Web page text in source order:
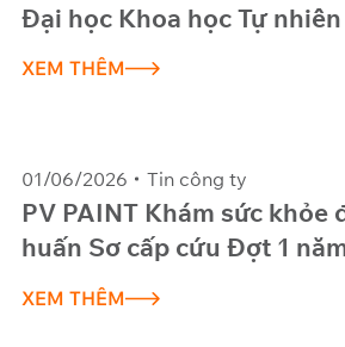
Đại học Khoa học Tự nhiên
XEM THÊM
01/06/2026 Tin công ty
PV PAINT Khám sức khỏe
huấn Sơ cấp cứu Đợt 1
XEM THÊM